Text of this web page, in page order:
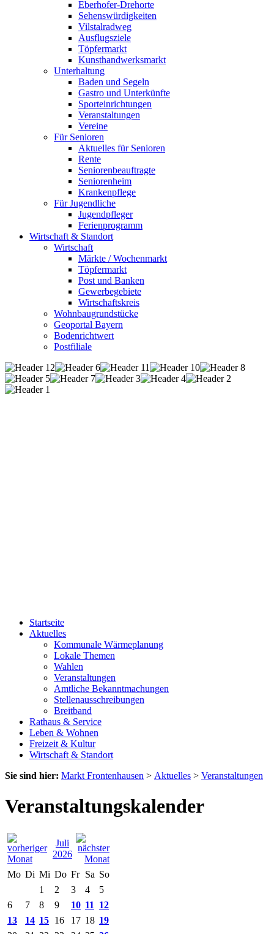
Eberhofer-Drehorte
Sehenswürdigkeiten
Vilstalradweg
Ausflugsziele
Töpfermarkt
Kunsthandwerksmarkt
Unterhaltung
Baden und Segeln
Gastro und Unterkünfte
Sporteinrichtungen
Veranstaltungen
Vereine
Für Senioren
Aktuelles für Senioren
Rente
Seniorenbeauftragte
Seniorenheim
Krankenpflege
Für Jugendliche
Jugendpfleger
Ferienprogramm
Wirtschaft & Standort
Wirtschaft
Märkte / Wochenmarkt
Töpfermarkt
Post und Banken
Gewerbegebiete
Wirtschaftskreis
Wohnbaugrundstücke
Geoportal Bayern
Bodenrichtwert
Postfiliale
Startseite
Aktuelles
Kommunale Wärmeplanung
Lokale Themen
Wahlen
Veranstaltungen
Amtliche Bekanntmachungen
Stellenausschreibungen
Breitband
Rathaus & Service
Leben & Wohnen
Freizeit & Kultur
Wirtschaft & Standort
Sie sind hier: Markt Frontenhausen > Aktuelles > Veranstaltungen
Veranstaltungskalender
Juli
2026
Mo Di Mi Do Fr Sa So
1
2 3 4
5
6
7 8 9 10 11
12
13
14 15 16 17 18 19